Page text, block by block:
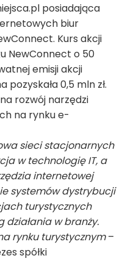
posiadająca
biur
Kurs akcji
NewConnect o 50
emisji akcji
0,5 mln zł.
rozwój narzędzi
na rynku e-
sieci stacjonarnych
w technologię IT, a
internetowej
systemów dystrybucji
turystycznych
działania w branży.
rynku turystycznym–
spółki